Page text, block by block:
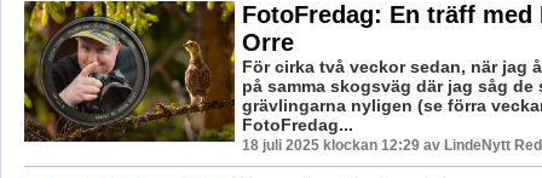
FotoFredag: En träff med
Orre
För cirka två veckor sedan, när jag
på samma skogsväg där jag såg de
grävlingarna nyligen (se förra
FotoFredag...
18 juli 2025 klockan 12:29 av LindeNytt